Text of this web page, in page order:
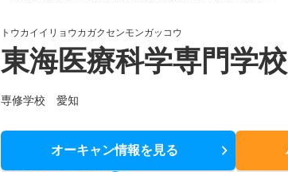
トウカイイリョウカガクセンモンガッコウ
東海医療科学専門学校
専修学校 愛知
オーキャン情報を見る